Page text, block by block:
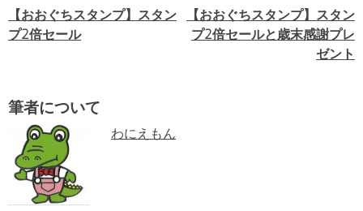
投
ビ
ゲ
ー
【おおぐちスタンプ】スタン
プ2倍セール
【おおぐちスタンプ】スタン
プ2倍セールと歳末感謝プレ
ゼント
筆者について
わにえもん